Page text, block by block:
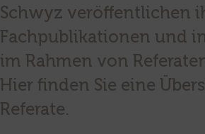
Schwyz veröffentlichen
Fachpublikationen und
im Rahmen von
Hier finden Sie eine
Referate.